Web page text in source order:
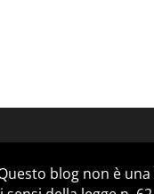
blog non è